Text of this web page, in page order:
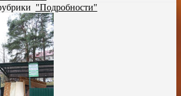
"Подробности"